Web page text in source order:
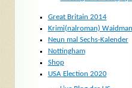
Great Britain 2014
Krimi(nalroman)
Neun mal Sechs-Kalender
Nottingham
Shop
USA Election 2020